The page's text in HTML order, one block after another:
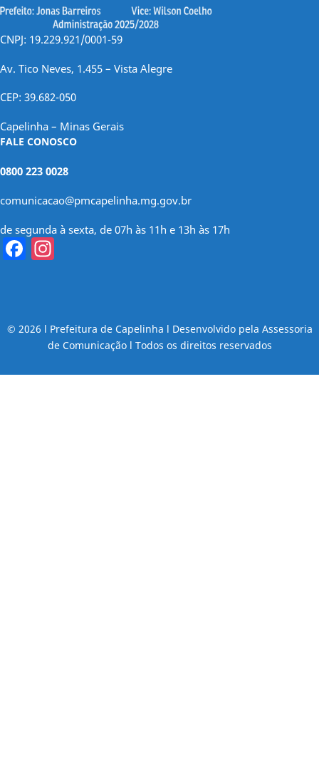
CNPJ: 19.229.921/0001-59
Av. Tico Neves, 1.455 – Vista Alegre
CEP: 39.682-050
Capelinha – Minas Gerais
FALE CONOSCO
0800 223 0028
comunicacao@pmcapelinha.mg.gov.br
de segunda à sexta, de 07h às 11h e 13h às 17h
Facebook
© 2026 l Prefeitura de Capelinha l Desenvolvido pela Assessoria
de Comunicação l Todos os direitos reservados